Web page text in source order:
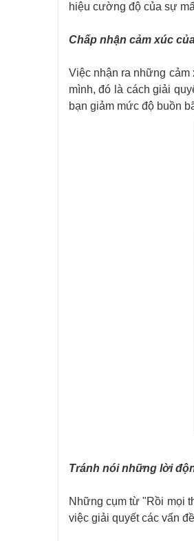
hiệu cường độ của sự
Chấp nhận cảm xúc
Việc nhận ra những
mình, đó là cách giải
bạn giảm mức độ buồn
Tránh nói những lời
Những cụm từ "Rồi mọi
việc giải quyết các vấn